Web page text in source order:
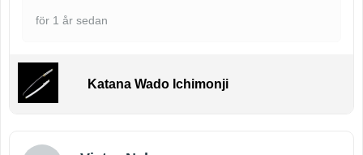
för 1 år sedan
Katana Wado Ichimonji